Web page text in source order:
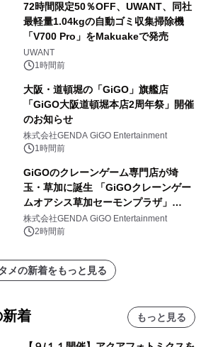
72時間限定50％OFF、UWANT、同社
最軽量1.04kgの自動ゴミ収集掃除機
「V700 Pro」をMakuakeで発売
UWANT
1時間前
大阪・道頓堀の「GiGO」旗艦店
「GiGO大阪道頓堀本店2周年祭」開催
のお知らせ
株式会社GENDA GiGO Entertainment
1時間前
GiGOのクレーンゲーム専門店が埼
玉・草加に誕生 「GiGOクレーンゲー
ムオアシス草加セーモンプラザ」
2026年8月7日(金)10時グランドオープ
ン
株式会社GENDA GiGO Entertainment
2時間前
メの新着をもっと見る
新着 もっと見る